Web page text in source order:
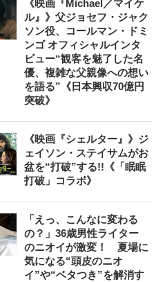
《映画『Michael／マイケ
ル』》父ジョセフ・ジャク
ソン役、コールマン・ドミ
ンゴ オフィシャルインタ
ビュー“観客を魅了した名
優、複雑な父親像への想い
を語る”《日本興収70億円
突破》
《映画『シェルター』》ジ
ェイソン・ステイサムがお
盆を“打破”する!!《「眠眠
打破」コラボ》
「えっ、こんなに変わる
の？」36歳男性ライター
のニオイが激変！ 夏場に
気になる“頭皮のニオ
イ”や“ベタつき”を解消す